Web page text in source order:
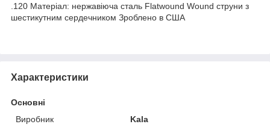
.120 Матеріал: нержавіюча сталь Flatwound Wound струни з
шестикутним сердечником Зроблено в США
Характеристики
Основні
Виробник
Kala